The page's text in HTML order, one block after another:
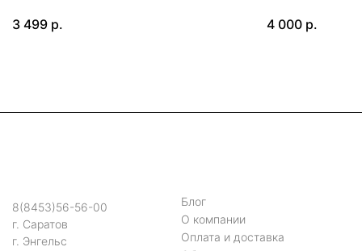
3 499 р. 4 000 р.
8(8453)56-56-00
г. Саратов
г. Энгельс
Блог
О компании
Оплата и доставка